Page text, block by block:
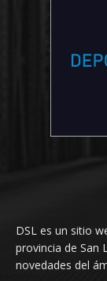
DSL es un sitio
provincia de San
novedades del